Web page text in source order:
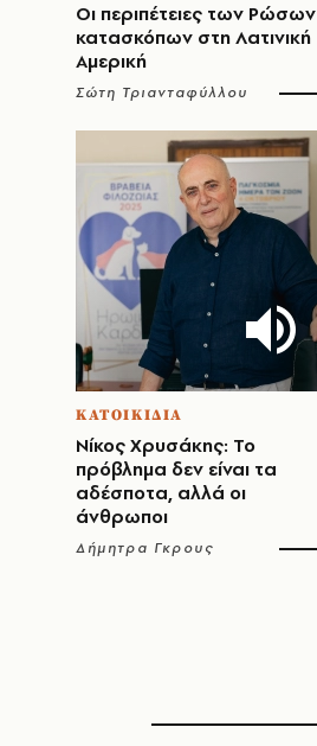
Οι περιπέτειες των Ρώσων
κατασκόπων στη Λατινική
Αμερική
Σώτη Τριανταφύλλου
ΚΑΤΟΙΚΙΔΙΑ
Νίκος Χρυσάκης: Το
πρόβλημα δεν είναι τα
αδέσποτα, αλλά οι
άνθρωποι
Δήμητρα Γκρους